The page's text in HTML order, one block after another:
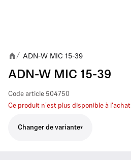
/ ADN-W MIC 15-39
ADN-W MIC 15-39
Code article 504750
Ce produit n'est plus disponible à l'achat
Changer de variante